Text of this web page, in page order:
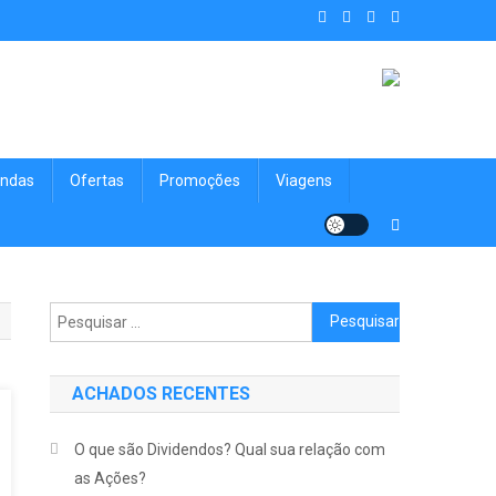
Ofertas Promoções Viagens
Pesquisar por:
ACHADOS RECENTES
O que são Dividendos? Qual sua relação com
as Ações?